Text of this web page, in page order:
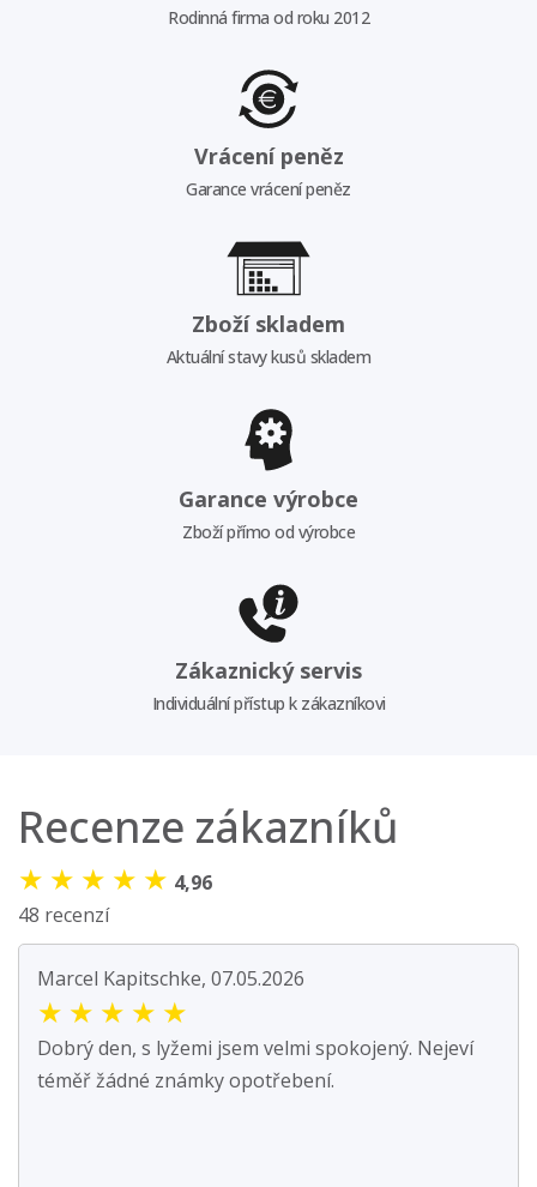
Rodinná firma od roku 2012
Vrácení peněz
Garance vrácení peněz
Zboží skladem
Aktuální stavy kusů skladem
Garance výrobce
Zboží přímo od výrobce
Zákaznický servis
Individuální přístup k zákazníkovi
Recenze zákazníků
★ ★ ★ ★ ★ 4,96
48 recenzí
Marcel Kapitschke, 07.05.2026
★ ★ ★ ★ ★
Dobrý den, s lyžemi jsem velmi spokojený. Nejeví
téměř žádné známky opotřebení.